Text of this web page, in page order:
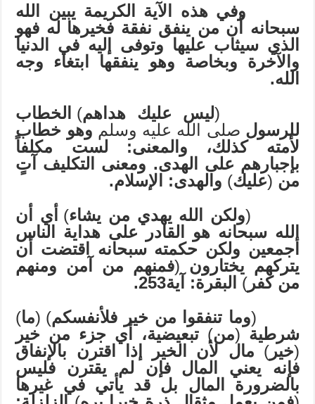
وفي هذه الآية الكريمة يبين الله
سبحانه أن من ينفق نفقة فخيرها له فهو
الذي سيثاب عليها وتوفى إليه في الدنيا
والآخرة وبخاصة وهو ينفقها ابتغاء وجه
الله.
(ليس عليك هداهم) الخطاب
للرسول صلى الله عليه وسلم وهو خطاب
لأمته كذلك، والمعنى: لست مكلفاً
بإجبارهم على الهدى. ومعنى التكليف آتٍ
من (عليك) والهدى: الإسلام.
(ولكن الله يهدي من يشاء) أي أن
الله سبحانه هو القادر على هداية الناس
أجمعين ولكن حكمته سبحانه اقتضت أن
يتركهم يختارون (فمنهم من آمن ومنهم
من كفر) البقرة: آية253.
(وما تنفقوا من خير فلأنفسكم) (ما)
شرطية(من) تبعيضية، أي جزء من خير
(خير) مال لأن الخير إذا اقترن بالإنفاق
فإنه يعني المال فإن لم يقترن فليس
بالضرورة المال بل قد يأتي في غيرها